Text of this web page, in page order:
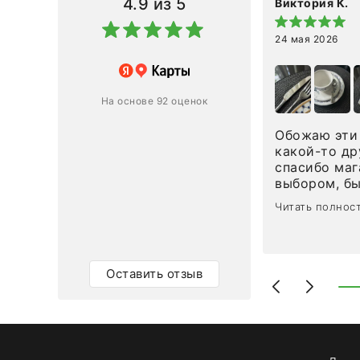
4.9 из 5
На основе 92 оценок
Оставить отзыв
магазину за оперативную
приехал ко мне целым и
Виктория К.
24 мая 2026
Обожаю эти
какой-то
спасибо
выбором,
сервисом.
чайные
доставили
торжеству.
Читать